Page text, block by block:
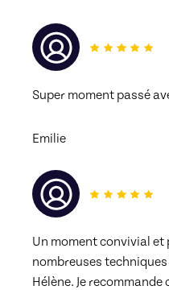
Super moment passé
Emilie
Un moment convivial et
nombreuses
Hélène. Je